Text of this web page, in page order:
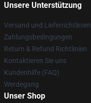
Unsere Unterstützung
Versand und Lieferrichtlinien
Zahlungsbedingungen
Return & Refund Richtlinien
Kontaktieren Sie uns
Kundenhilfe (FAQ)
Werdegang
Unser Shop